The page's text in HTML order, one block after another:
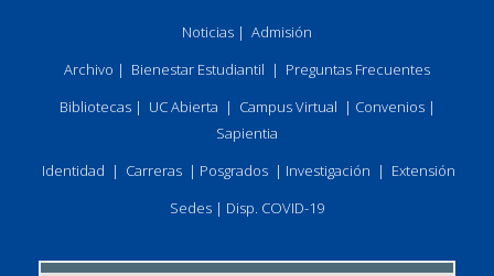
Noticias | Admisión
Archivo | Bienestar Estudiantil | Preguntas Frecuentes
Bibliotecas| UC Abierta | Campus Virtual | Convenios|
Sapientia
Identidad | Carreras | Posgrados | Investigación | Extensión
Sedes | Disp. COVID-19